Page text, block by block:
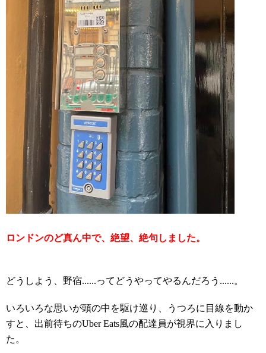
ロンドンのど真ん中で、絶望、絶句しました。
どうしよう、野宿......ってどうやってやるんだろう......。
いろいろな思いが頭の中を駆け巡り、うつろに目線を動か
すと、出前待ちのUber Eats風の配達員が視界に入りまし
た。